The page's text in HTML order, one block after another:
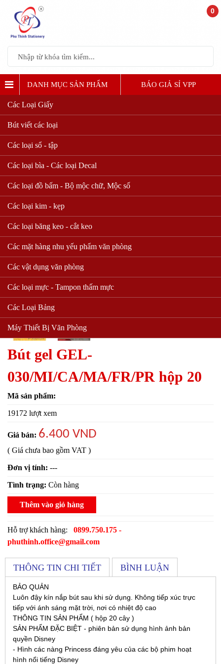
DANH MỤC SẢN PHẨM BÁO GIẢ SỈ VPP
Các Loại Giấy
Bút viết các loại
Các loại sổ - tập
Các loại bìa - Các loại Decal
Các loại đồ bấm - Bộ mộc chữ, Mộc số
Các loại kim - kẹp
Các loại băng keo - cắt keo
Các mặt hàng nhu yếu phẩm văn phòng
Các vật dụng văn phòng
Các loại mực - Tampon thấm mực
Các Loại Bảng
Máy Thiết Bị Văn Phòng
Bút gel GEL-
030/MI/CA/MA/FR/PR hộp 20
Mã sản phẩm:
19172 lượt xem
Giá bán: 6.400 VND
( Giá chưa bao gồm VAT )
Đơn vị tính: ---
Tình trạng: Còn hàng
Thêm vào giỏ hàng
Hỗ trợ khách hàng: 0899.750.175 -
phuthinh.office@gmail.com
THÔNG TIN CHI TIẾT BÌNH LUẬN
BẢO QUẢN
Luôn đậy kín nắp bút sau khi sử dụng. Không tiếp xúc trực
tiếp với ánh sáng mặt trời, nơi có nhiệt độ cao
THÔNG TIN SẢN PHẨM ( hộp 20 cây )
SẢN PHẨM ĐẶC BIỆT - phiên bản sử dụng hình ảnh bản
quyền Disney
- Hình các nàng Princess đáng yêu của các bộ phim hoạt
hình nổi tiếng Disney
0